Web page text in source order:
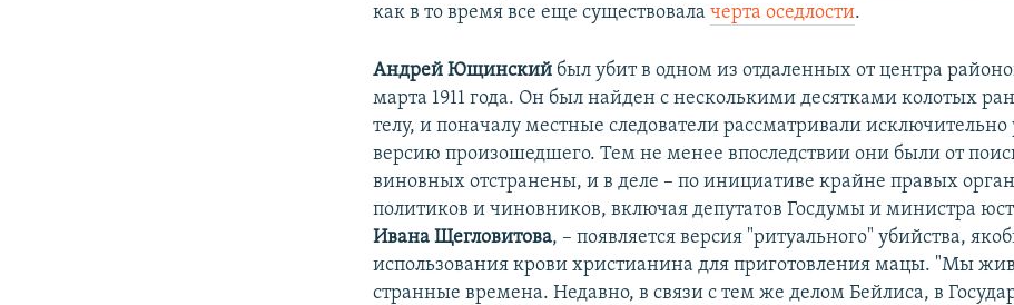
как в то время все еще существовалачерта оседлости.
Андрей Ющинский был убит в одном из отдаленных от центра
марта 1911 года. Он был найден с несколькими десятками колотых
телу, и поначалу местные следователи рассматривали исключительно
версию произошедшего. Тем не менее впоследствии они были от
виновных отстранены, и в деле – по инициативе крайне правых
политиков и чиновников, включая депутатов Госдумы и министра
Ивана Щегловитова, – появляется версия "ритуального" убийства,
использования крови христианина для приготовления мацы. "Мы
странные времена. Недавно, в связи с тем же делом Бейлиса, в